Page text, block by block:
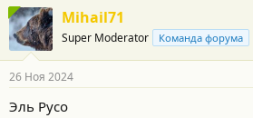
Mihail71
Super Moderator Команда форума
26 Ноя 2024
Эль Русо